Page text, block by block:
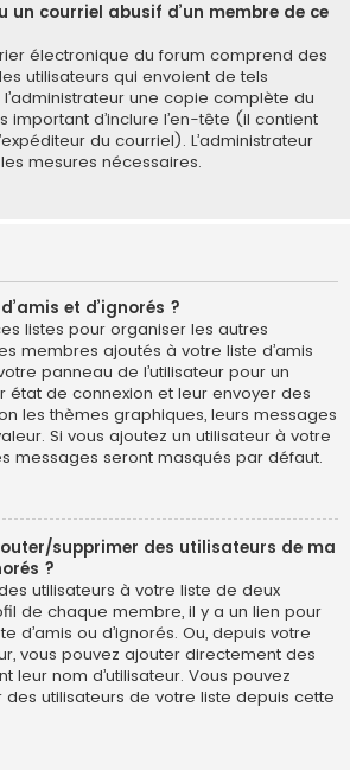
un courriel abusif d’un membre de ce
électronique du forum comprend des
utilisateurs qui envoient de tels
une copie complète du
important d’inclure l’en-tête (il contient
du courriel). L’administrateur
mesures nécessaires.
et d’ignorés ?
listes pour organiser les autres
membres ajoutés à votre liste d’amis
panneau de l’utilisateur pour un
état de connexion et leur envoyer des
les thèmes graphiques, leurs messages
Si vous ajoutez un utilisateur à votre
messages seront masqués par défaut.
supprimer des utilisateurs de ma
?
utilisateurs à votre liste de deux
de chaque membre, il y a un lien pour
d’amis ou d’ignorés. Ou, depuis votre
vous pouvez ajouter directement des
leur nom d’utilisateur. Vous pouvez
utilisateurs de votre liste depuis cette